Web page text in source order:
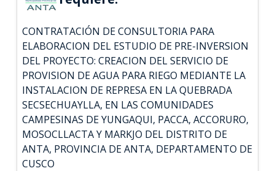
CONTRATACIÓN DE CONSULTORIA PARA
ELABORACION DEL ESTUDIO DE PRE-INVERSION
DEL PROYECTO: CREACION DEL SERVICIO DE
PROVISION DE AGUA PARA RIEGO MEDIANTE LA
INSTALACION DE REPRESA EN LA QUEBRADA
SECSECHUAYLLA, EN LAS COMUNIDADES
CAMPESINAS DE YUNGAQUI, PACCA, ACCORURO,
MOSOCLLACTA Y MARKJO DEL DISTRITO DE
ANTA, PROVINCIA DE ANTA, DEPARTAMENTO DE
CUSCO